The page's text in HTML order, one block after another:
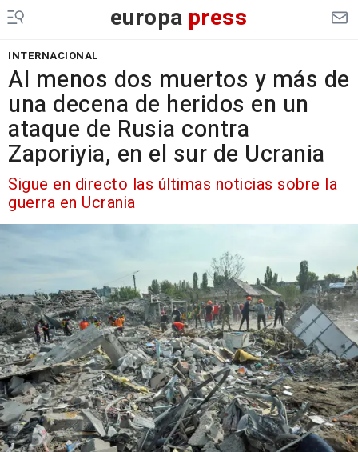
europa press
INTERNACIONAL
Al menos dos muertos y más de
una decena de heridos en un
ataque de Rusia contra
Zaporiyia, en el sur de Ucrania
Sigue en directo las últimas noticias sobre la
guerra en Ucrania